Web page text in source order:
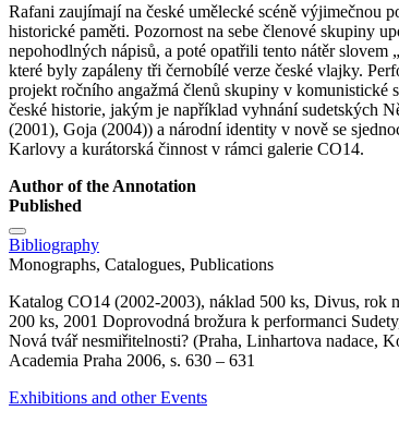
Rafani zaujímají na české umělecké scéně výjimečnou
historické paměti. Pozornost na sebe členové skupiny
nepohodlných nápisů, a poté opatřili tento nátěr slovem
které byly zapáleny tři černobílé verze české vlajky.
projekt ročního angažmá členů skupiny v komunistické
české historie, jakým je například vyhnání sudetských
(2001), Goja (2004)) a národní identity v nově se
Karlovy a kurátorská činnost v rámci galerie CO14.
Author of the Annotation
Published
Bibliography
Monographs, Catalogues, Publications
Katalog CO14 (2002-2003), náklad 500 ks, Divus, rok
200 ks, 2001 Doprovodná brožura k performanci
Nová tvář nesmiřitelnosti? (Praha, Linhartova nadace,
Academia Praha 2006, s. 630 – 631
Exhibitions and other Events